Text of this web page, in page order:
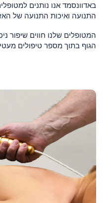
באדוונסמד אנו נותנים
התנועה ואיכות התנועה של
המטופלים שלנו חווים שיפור
הגוף בתוך מספר טיפולים